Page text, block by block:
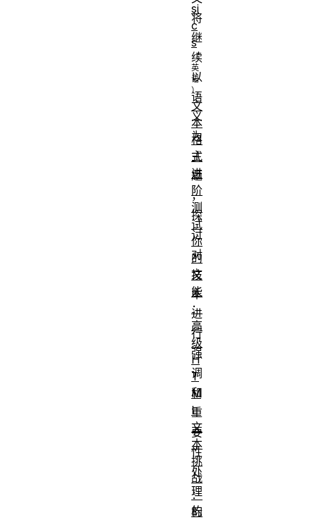
将
继
续
以
语
义
为
主
题
，
探
讨
对
文
本
进
行
强
调
和
重
要
性
处
理
的
si
c
s
文
本
格
式
进
阶
测
试
你
的
技
能
：
高
级
H
T
M
L
文
本
挑
战
：
标